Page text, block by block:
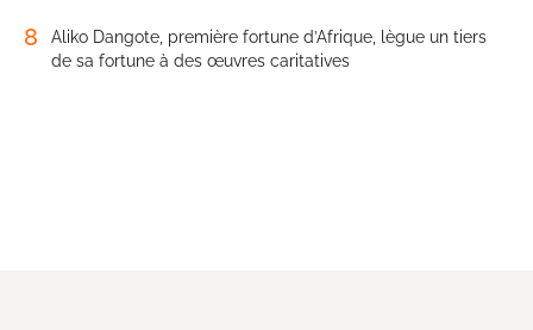
8
Aliko Dangote, première fortune d’Afrique, lègue un tiers
de sa fortune à des œuvres caritatives